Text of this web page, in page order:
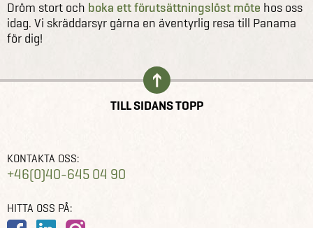
Dröm stort och boka ett förutsättningslöst möte hos oss
idag. Vi skräddarsyr gärna en äventyrlig resa till Panama
för dig!
TILL SIDANS TOPP
KONTAKTA OSS:
+46(0)40-645 04 90
HITTA OSS PÅ: